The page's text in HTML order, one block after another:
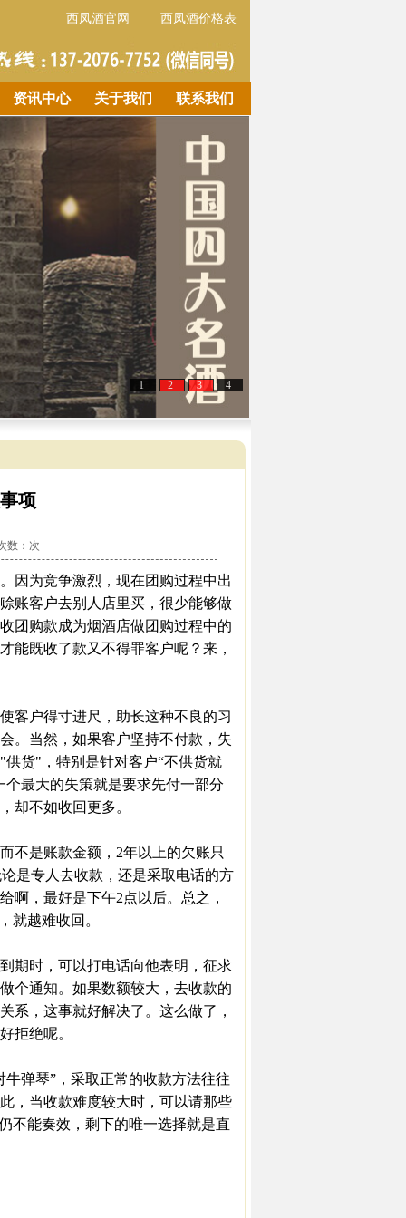
西凤酒官网 西凤酒价格表
资讯中心 关于我们 联系我们
1 2 3 4
项
： 次
因为竞争激烈，现在团购过程中出
账客户去别人店里买，很少能够做
团购款成为烟酒店做团购过程中的
能既收了款又不得罪客户呢？来，
客户得寸进尺，助长这种不良的习
。当然，如果客户坚持不付款，失
货"，特别是针对客户“不供货就
最大的失策就是要求先付一部分
却不如收回更多。
是账款金额，2年以上的欠账只
是专人去收款，还是采取电话的方
啊，最好是下午2点以后。总之，
就越难收回。
期时，可以打电话向他表明，征求
个通知。如果数额较大，去收款的
系，这事就好解决了。这么做了，
拒绝呢。
弹琴”，采取正常的收款方法往往
，当收款难度较大时，可以请那些
不能奏效，剩下的唯一选择就是直